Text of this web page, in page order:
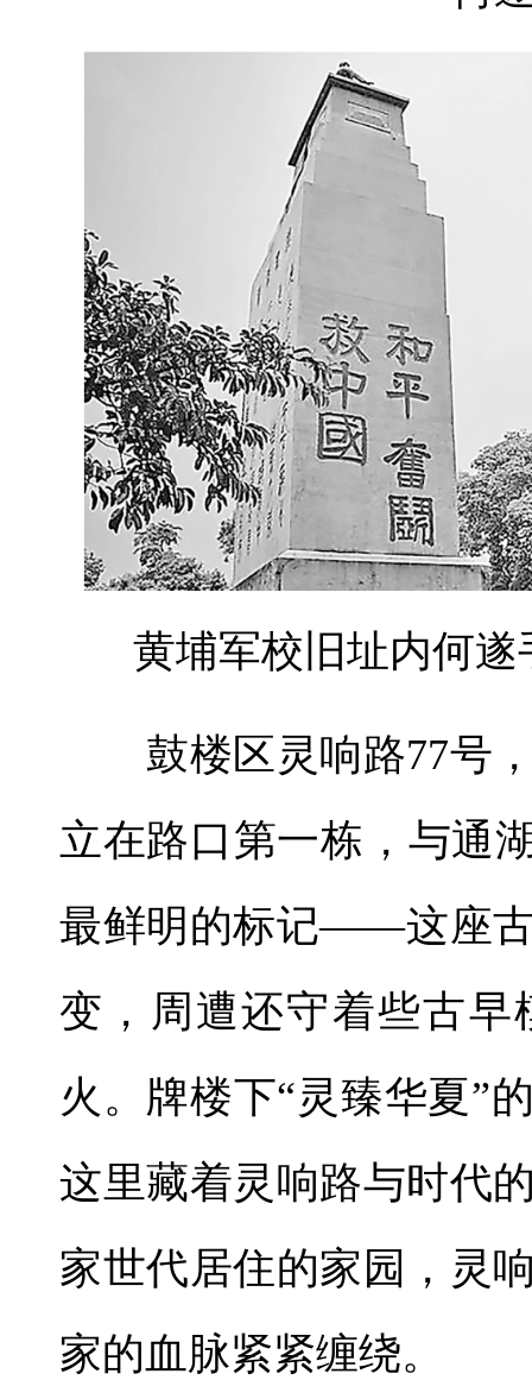
黄埔军校旧址内何遂
鼓楼区灵响路77号，
立在路口第一栋，与通
最鲜明的标记——这座
变，周遭还守着些古
火。牌楼下“灵臻华夏”
这里藏着灵响路与时代
家世代居住的家园，灵
家的血脉紧紧缠绕。